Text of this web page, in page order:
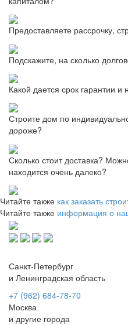
Предоставляете рассрочку,
Подскажите, на сколько
Какой дается срок гарантии и
Строите дом по
дороже?
Сколько стоит доставка?
находится очень далеко?
Читайте также как заказать
Читайте также информация о
Санкт-Петербург
и Ленинградская область
+7 (962) 684-78-70
Москва
и другие города